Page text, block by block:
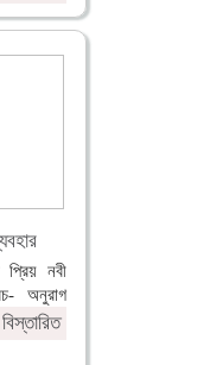
প্রিয় নবী
অনুরাগ
বিস্তারিত